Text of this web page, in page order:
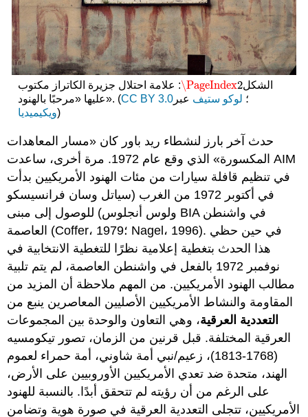
الشكل \PageIndex2
\PageIndex2
: علامة احتلال جزيرة الكاتراز مكتوب
عليها «مرحبًا بالهنود». (CC BY 3.0 ؛ لوكو ستيف عبر
ويكيميديا)
حدث آخر بارز لنشطاء ريد باور كان «مسار المعاهدات
المكسورة» الذي وقع عام 1972. مرة أخرى، ساعدت AIM
في تنظيم قافلة سيارات من مئات الهنود الأمريكيين بدأت
في أكتوبر 1972 من الغرب (سياتل وسان فرانسيسكو
ولوس أنجلوس) للوصول إلى مبنى BIA في واشنطن
العاصمة (Coffer، 1979؛ Nagel، 1996). في حين حظي
هذا الحدث بتغطية إعلامية نظرًا للتغطية الانتخابية في
نوفمبر 1972 بالفعل في واشنطن العاصمة، لم يتم تلبية
مطالب الهنود الأمريكيين. من المهم ملاحظة أن المزيد من
المقاومة والنشاط الأمريكيين الأصليين المعاصرين ينبع من
التعددية العرقية، وهي التعاون والوحدة بين المجموعات
العرقية المختلفة. قبل قرنين من الزمان، تصور تيكومسيه
(1768-1813)، زعيم/نبي أمة شاوني، أمة حمراء لعموم
الهند، متحدة ضد تعدي الأمريكيين الأوروبيين على الأرض،
على الرغم من أن رؤيته لم تتحقق أبدًا. بالنسبة للهنود
الأمريكيين، تتجلى التعددية العرقية في صورة هوية وتضامن